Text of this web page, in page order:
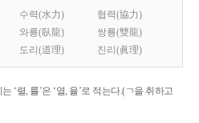
수력(水力)
협력(協力)
와룡(臥龍)
쌍룡(雙龍)
도리(道理) 진리(眞理)
‘렬, 률’은 ‘열, 율’로 적는다.(ㄱ을 취하고